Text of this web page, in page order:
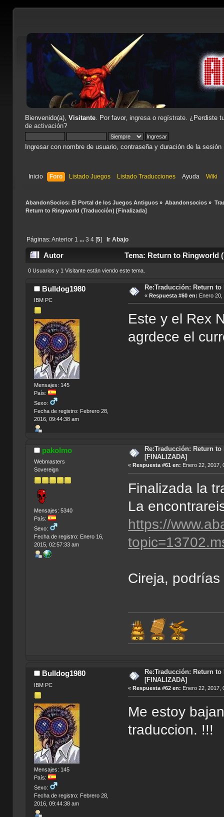
Bienvenido(a), Visitante. Por favor, ingresao regístrate. ¿Perdiste
de activación?
Ingresar con nombre de usuario, contraseña y duración de la sesión
Inicio Foro Listado Juegos Listado Traducciones Ayuda Wiki
AbandonSocios: El Portal de los Juegos Antiguos» Abandonsocios »
Return to Ringworld (Traducción) [Finalizada]
Páginas:Anterior 1 ... 3 4[5] Ir Abajo
Autor Tema: Return to Ringworld
0 Usuarios y 1 Visitante están viendo este tema.
Bulldog1980
IBM PC
Mensajes: 145
País:
Sexo:
Fecha de registro: Febrero 28,
2016, 09:44:38 am
Re:Traducción: Return
« Respuesta #60 en: Enero
Este y el Rex
agrdece el
pakolmo
Webmasters
Sovereign
Mensajes: 5340
País:
Sexo:
Fecha de registro: Enero 16,
2015, 02:57:33 am
Re:Traducción: Return
[FINALIZADA]
«Respuesta #61 en: Enero 22, 2017,
Finalizada la
La
https://
Cireja,
Bulldog1980
IBM PC
Mensajes: 145
País:
Sexo:
Fecha de registro: Febrero 28,
2016, 09:44:38 am
Re:Traducción: Return
[FINALIZADA]
« Respuesta #62 en: Enero 22, 2017,
Me estoy
traduccion. !!!